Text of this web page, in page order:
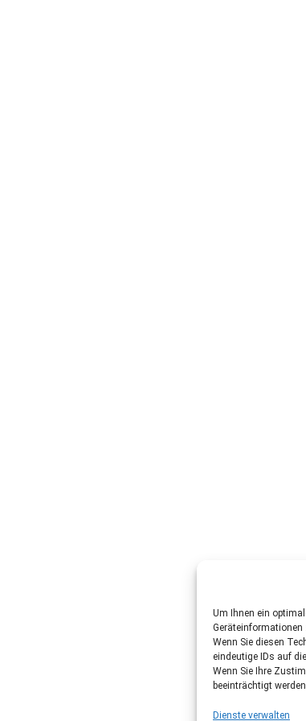
Um Ihnen ein
Wenn Sie diesen
eindeutige IDs auf
Wenn Sie Ihre
beeinträchtigt
Dienste verwalten